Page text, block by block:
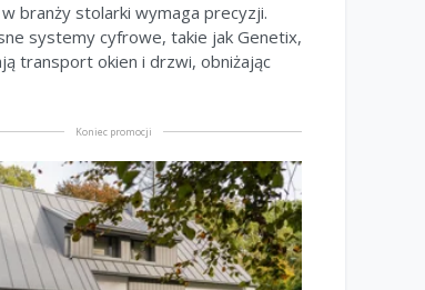
branży stolarki wymaga precyzji.
systemy cyfrowe, takie jak Genetix,
transport okien i drzwi, obniżając
Koniec promocji